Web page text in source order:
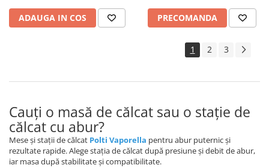
ADAUGA IN COS PRECOMANDA
1 2 3
Cauți o masă de călcat sau o stație de
călcat cu abur?
Mese și stații de călcat Polti Vaporella pentru abur puternic și
rezultate rapide. Alegestația de călcat după presiune și debit de abur,
iar masa după stabilitate și compatibilitate.